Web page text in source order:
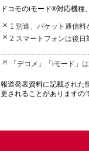
ドコモのiモード®対応機種
1 別途、パケット通信料
2 スマートフォンは後日
「デコメ」「iモード」
報道発表資料に記載された
更されることがありますの